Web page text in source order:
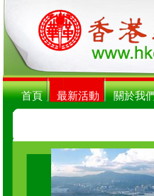
首頁 最新活動 關於我